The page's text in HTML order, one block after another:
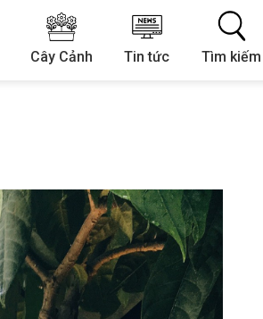
Cây Cảnh Tin tức Tìm kiếm